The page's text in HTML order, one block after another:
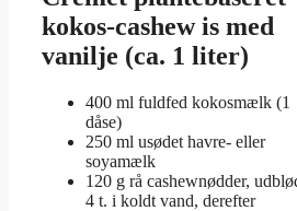
kokos-cashew is med
vanilje (ca. 1 liter)
400 ml fuldfed kokosmælk (1
dåse)
250 ml usødet havre- eller
soyamælk
120 g rå cashewnødder,
4 t. i koldt vand, derefter